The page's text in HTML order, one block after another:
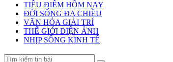
TIÊU ĐIỂM HÔM NAY
ĐỜI SỐNG ĐA CHIỀU
VĂN HÓA GIẢI TRÍ
THẾ GIỚI ĐIỆN ẢNH
NHỊP SỐNG KINH TẾ